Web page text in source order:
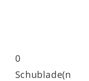
hoher
Mit seinem
0
Schublade(n